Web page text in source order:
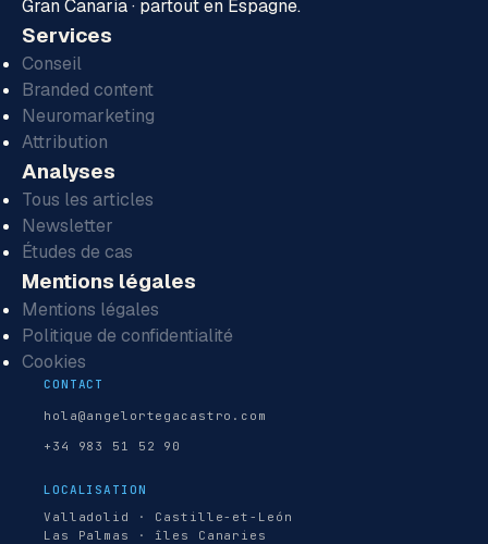
Gran Canaria · partout en Espagne.
Services
Conseil
Branded content
Neuromarketing
Attribution
Analyses
Tous les articles
Newsletter
Études de cas
Mentions légales
Mentions légales
Politique de confidentialité
Cookies
CONTACT
hola@angelortegacastro.com
+34 983 51 52 90
LOCALISATION
Valladolid · Castille-et-León
Las Palmas · îles Canaries